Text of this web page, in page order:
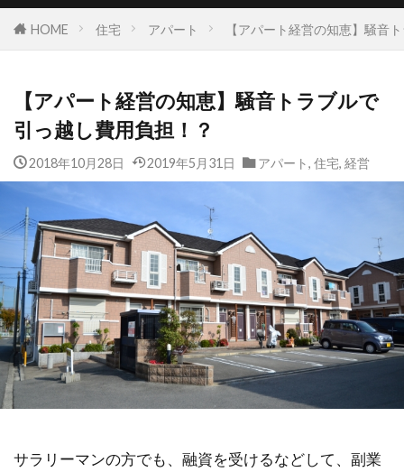
HOME 住宅 アパート 【アパート経営の知恵】騒音
【アパート経営の知恵】騒音トラブルで
引っ越し費用負担！？
2018年10月28日 2019年5月31日 アパート, 住宅, 経営
サラリーマンの方でも、融資を受けるなどして、副業